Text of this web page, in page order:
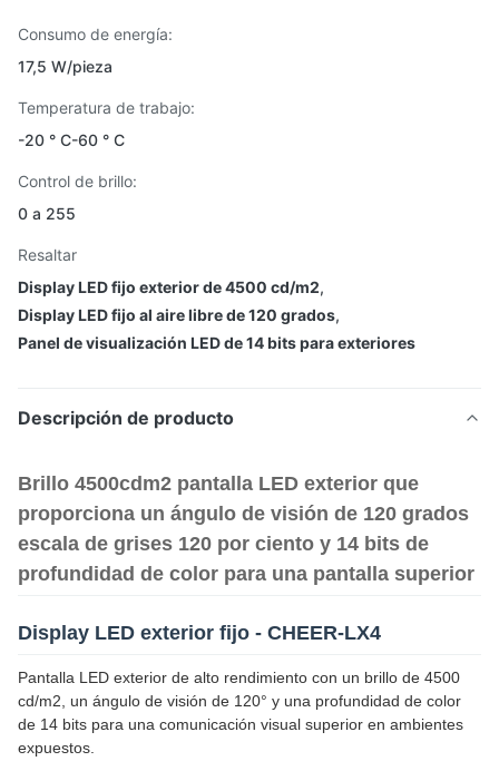
Consumo de energía:
17,5 W/pieza
Temperatura de trabajo:
-20 ° C-60 ° C
Control de brillo:
0 a 255
Resaltar
Display LED fijo exterior de 4500 cd/m2,
Display LED fijo al aire libre de 120 grados,
Panel de visualización LED de 14 bits para exteriores
Descripción de producto
Brillo 4500cdm2 pantalla LED exterior que
proporciona un ángulo de visión de 120 grados
escala de grises 120 por ciento y 14 bits de
profundidad de color para una pantalla superior
Display LED exterior fijo - CHEER-LX4
Pantalla LED exterior de alto rendimiento con un brillo de 4500
cd/m2, un ángulo de visión de 120° y una profundidad de color
de 14 bits para una comunicación visual superior en ambientes
expuestos.